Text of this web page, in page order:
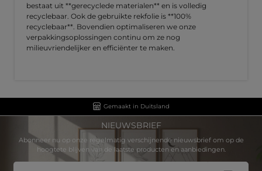
bestaat uit **gerecyclede materialen** en is volledig
recyclebaar. Ook de gebruikte rekfolie is **100%
recyclebaar**. Bovendien optimaliseren we onze
verpakkingsoplossingen continu om ze nog
milieuvriendelijker en efficiënter te maken.
Gemaakt in Duitsland
NIEUWSBRIEF
Abonneer nu op onze regelmatig verschijnende nieuwsbrief om op de
hoogtete blijven van de laatste producten en aanbiedingen.